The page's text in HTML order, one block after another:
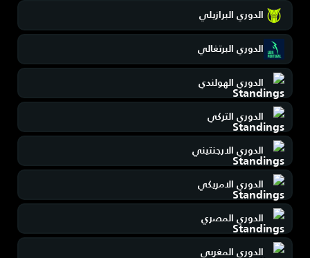
الدوري البرازيلي
الدوري البرتغالي
الدوري الهولندي
الدوري التركي
الدوري الارجنتيني
الدوري الامريكي
الدوري المصري
الدوري المغربي